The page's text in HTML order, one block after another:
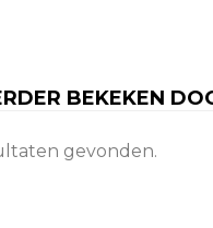
BEKEKEN
gevonden.